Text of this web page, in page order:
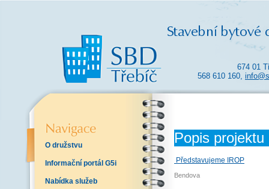
674 01
568 610 160,
O družstvu
Informační portál G5i
Nabídka služeb
Popis projektu
Představujeme IROP
Bendova